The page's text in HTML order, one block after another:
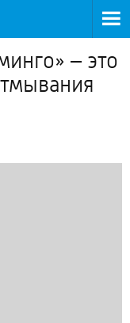
– это